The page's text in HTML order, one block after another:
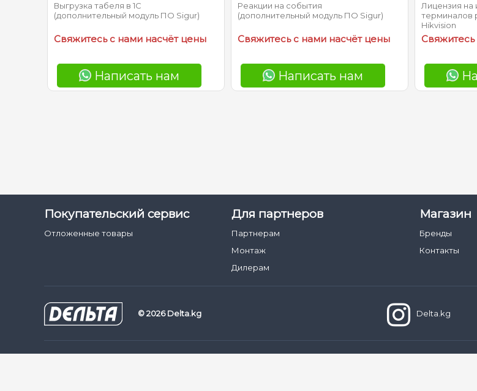
Выгрузка табеля в 1С
(дополнительный модуль ПО Sigur)
Свяжитесь с нами насчёт цены
Написать нам
Реакции на события
(дополнительный модуль ПО Sigur)
Свяжитесь с нами насчёт цены
Написать нам
Лицензия на
терминалов
Hikvision
Покупательский сервис
Отложенные товары
Для партнеров
Партнерам
Монтаж
Дилерам
Магазин
Бренды
Контакты
© 2026 Delta.kg Delta.kg